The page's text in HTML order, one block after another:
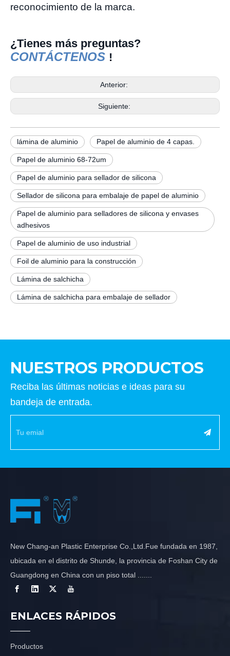
reconocimiento de la marca.
¿Tienes más preguntas?
CONTÁCTENOS !
Anterior:
Siguiente:
lámina de aluminio Papel de aluminio de 4 capas.
Papel de aluminio 68-72um
Papel de aluminio para sellador de silicona
Sellador de silicona para embalaje de papel de aluminio
Papel de aluminio para selladores de silicona y envases
adhesivos
Papel de aluminio de uso industrial
Foil de aluminio para la construcción
Lámina de salchicha
Lámina de salchicha para embalaje de sellador
NUESTROS PRODUCTOS
Reciba las últimas noticias e ideas para su
bandeja de entrada.
New Chang-an Plastic Enterprise Co.,Ltd.Fue fundada en 1987,
ubicada en el distrito de Shunde, la provincia de Foshan City de
Guangdong en China con un piso total .......
ENLACES RÁPIDOS
Productos